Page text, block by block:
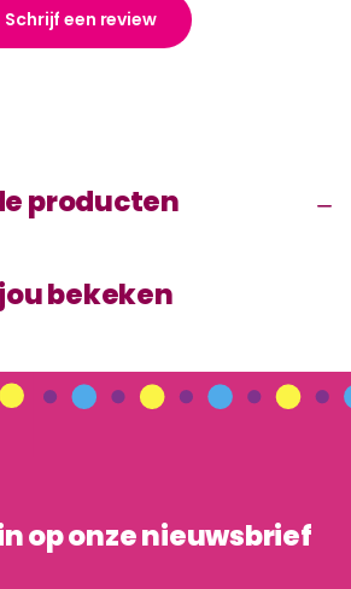
Schrijf een review
producten
bekeken
op onze nieuwsbrief